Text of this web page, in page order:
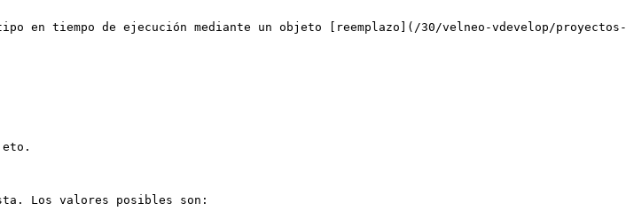
en tiempo de ejecución mediante un objeto [reemplazo](/30/velneo-vdevelop/proyectos-
Los valores posibles son: